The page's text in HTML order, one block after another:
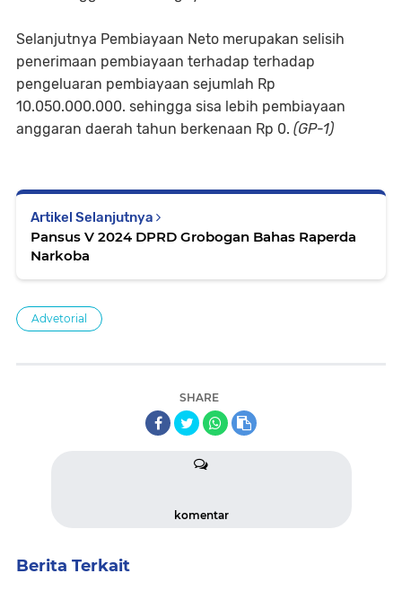
Selanjutnya Pembiayaan Neto merupakan selisih
penerimaan pembiayaan terhadap terhadap
pengeluaran pembiayaan sejumlah Rp
10.050.000.000. sehingga sisa lebih pembiayaan
anggaran daerah tahun berkenaan Rp 0. (GP-1)
Artikel Selanjutnya
Pansus V 2024 DPRD Grobogan Bahas Raperda
Narkoba
Advetorial
SHARE
komentar
Berita Terkait